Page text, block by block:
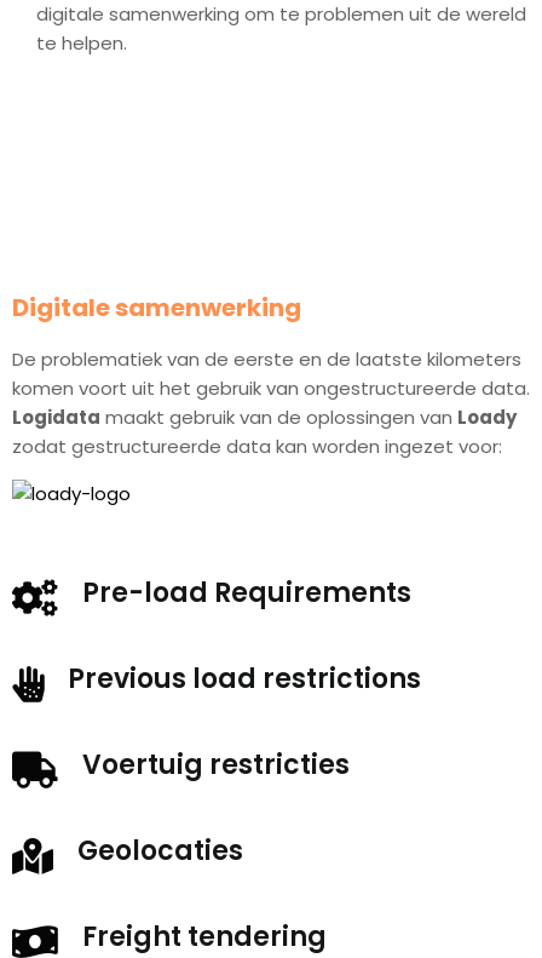
digitale samenwerking om te problemen uit de wereld
te helpen.
Digitale samenwerking
De problematiek van de eerste en de laatste kilometers
komen voort uit het gebruik van ongestructureerde data.
Logidata maakt gebruik van de oplossingen van Loady
zodat gestructureerde data kan worden ingezet voor:
Pre-load Requirements
Previous load restrictions
Voertuig restricties
Geolocaties
Freight tendering